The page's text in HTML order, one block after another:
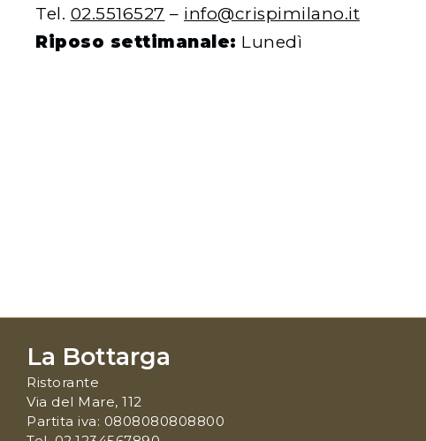
Tel. 02.5516527 – info@crispimilano.it
Riposo settimanale: Lunedì
La Bottarga
Ristorante
Via del Mare, 112
Partita iva: 0808080808800